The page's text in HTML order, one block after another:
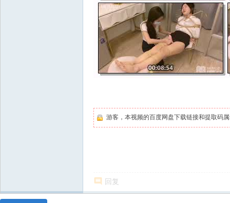
游客，本视频的百度网盘下载链接和提取码
回复